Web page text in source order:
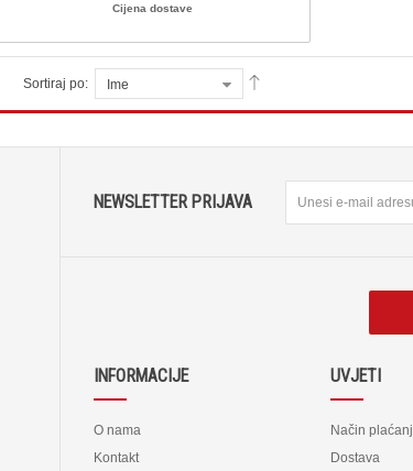
Cijena dostave
Sortiraj po: Ime
NEWSLETTER PRIJAVA
INFORMACIJE
O nama
Kontakt
UVJETI
Način
Dostava